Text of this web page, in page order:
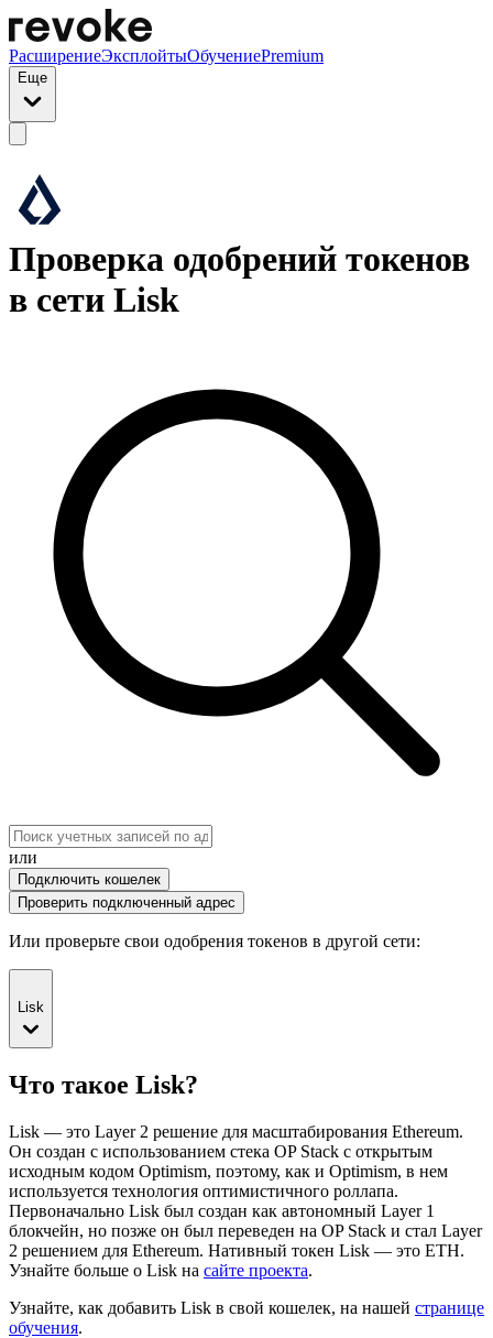
РасширениеЭксплойтыОбучениеPremium
Еще
Проверка одобрений токенов
в сети Lisk
или
Подключить кошелек
Проверить подключенный адрес
Или проверьте свои одобрения токенов в другой сети:
Lisk
Что такое Lisk?
Lisk — это Layer 2 решение для масштабирования Ethereum.
Он создан с использованием стека OP Stack с открытым
исходным кодом Optimism, поэтому, как и Optimism, в нем
используется технология оптимистичного роллапа.
Первоначально Lisk был создан как автономный Layer 1
блокчейн, но позже он был переведен на OP Stack и стал Layer
2 решением для Ethereum. Нативный токен Lisk — это ETH.
Узнайте больше о Lisk на сайте проекта.
Узнайте, как добавить Lisk в свой кошелек, на нашей странице
обучения.